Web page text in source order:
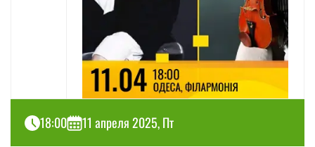
18:00 11 апреля 2025, Пт